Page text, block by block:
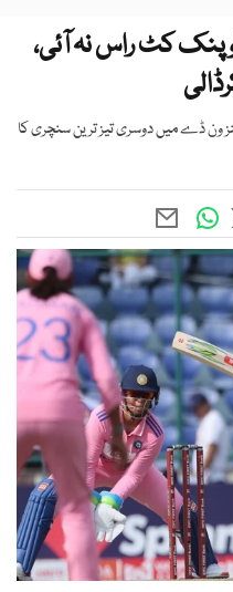
پنک کٹ راس نہ آئی،
ویمنز ون ڈے میں دوسری تیز ترین سنچری کا